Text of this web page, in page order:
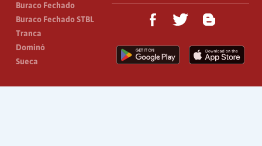
Buraco Fechado
Buraco Fechado STBL
Tranca
Dominó
Sueca